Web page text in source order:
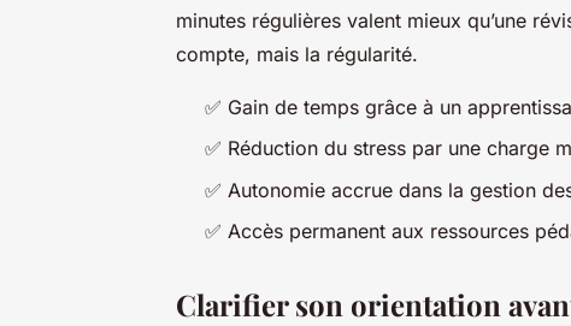
minutes régulières valent mieux qu’une
compte, mais la régularité.
✅ Gain de temps grâce à un
✅ Réduction du stress par une charge
✅ Autonomie accrue dans la gestion
✅ Accès permanent aux ressources
Clarifier son orientation